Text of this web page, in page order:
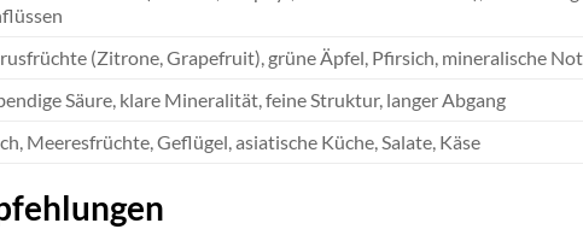
(Zitrone, Grapefruit), grüne Äpfel, Pfirsich, mineralische
Säure, klare Mineralität, feine Struktur, langer Abgang
Meeresfrüchte, Geflügel, asiatische Küche, Salate, Käse